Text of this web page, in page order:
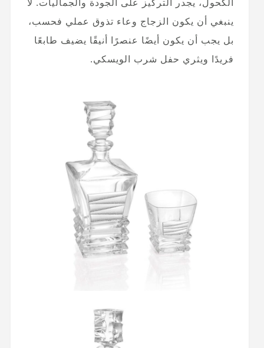
ينبغي أن يكون الزجاج وعاء تذوق عملي فحسب،
بل يجب أن يكون أيضًا عنصرًا أنيقًا يضيف طابعًا
فريدًا ويثري حفل شرب الويسكي.